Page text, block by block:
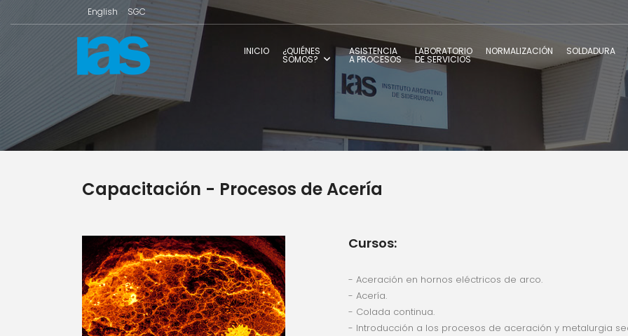
English SGC
INICIO ¿QUIÉNES
SOMOS?
ASISTENCIA
A PROCESOS
LABORATORIO
DE SERVICIOS
NORMALIZACIÓN SOLDADURA
Capacitación - Procesos de Acería
Cursos:
- Aceración en hornos eléctricos de arco.
- Acería.
- Colada continua.
- Introducción a los procesos de aceración y metalurgia